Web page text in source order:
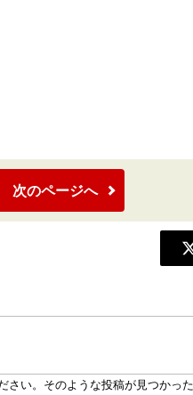
次のページへ